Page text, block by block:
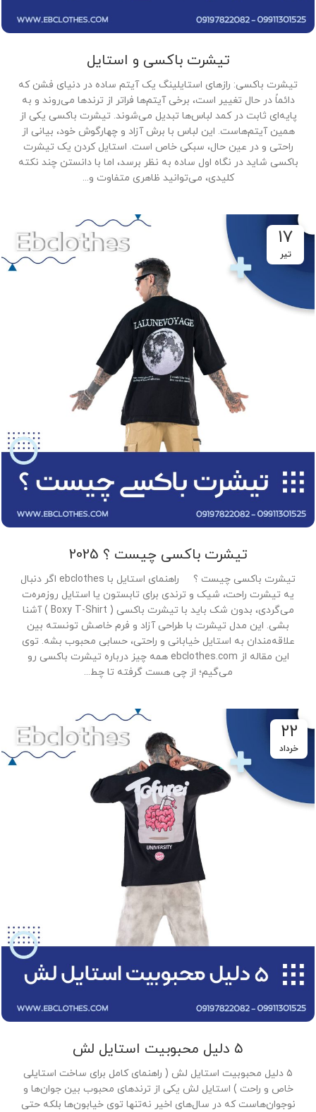
تیشرت باکسی و استایل
تیشرت باکسی: رازهای استایلینگ یک آیتم ساده در دنیای فشن که
دائماً در حال تغییر است، برخی آیتم‌ها فراتر از ترندها می‌روند و به
پایه‌ای ثابت در کمد لباس‌ها تبدیل می‌شوند. تیشرت باکسی یکی از
همین آیتم‌هاست. این لباس با برش آزاد و چهارگوش خود، بیانی از
راحتی و در عین حال، سبکی خاص است. استایل کردن یک تیشرت
باکسی شاید در نگاه اول ساده به نظر برسد، اما با دانستن چند نکته
کلیدی، می‌توانید ظاهری متفاوت و...
۱۷
تیر
تیشرت باکسی چیست ؟ 2025
تیشرت باکسی چیست ؟ راهنمای استایل با ebclothes اگر دنبال
یه تیشرت راحت، شیک و ترندی برای تابستون یا استایل روزمره‌ت
می‌گردی، بدون شک باید با تیشرت باکسی ( Boxy T-Shirt ) آشنا
بشی. این مدل تیشرت با طراحی آزاد و فرم خاصش تونسته بین
علاقه‌مندان به استایل خیابانی و راحتی، حسابی محبوب بشه. توی
این مقاله از ebclothes.com همه چیز درباره تیشرت باکسی رو
می‌گیم؛ از چی هست گرفته تا چط...
۲۲
خرداد
۵ دلیل محبوبیت استایل لش
۵ دلیل محبوبیت استایل لش ( راهنمای کامل برای ساخت استایلی
خاص و راحت ) استایل لش یکی از ترندهای محبوب بین جوان‌ها و
نوجوان‌هاست که در سال‌های اخیر نه‌تنها توی خیابون‌ها بلکه حتی